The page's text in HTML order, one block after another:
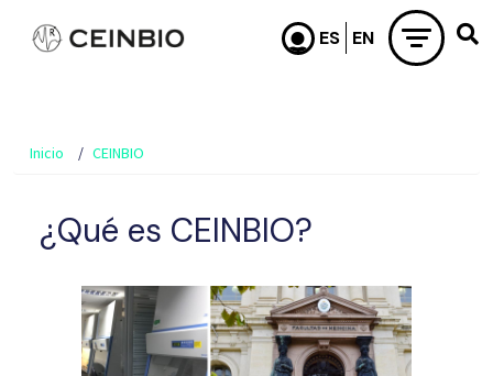
Pasar al contenido principal
Inicio CEINBIO
¿Qué es CEINBIO?